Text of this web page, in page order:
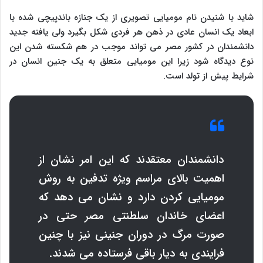
شاید با شنیدن نام مومیایی تصویری از یک جنازه باندپیچی شده با
ابعاد یک انسان عادی در ذهن هر فردی شکل بگیرد ولی یافته جدید
دانشمندان در کشور مصر می تواند موجب در هم شکسته شدن این
نوع دیدگاه شود زیرا این مومیایی متعلق به یک جنین انسان در
شرایط پیش از تولد است.
دانشمندان معتقدند که این امر نشان از
اهمیت بالای مراسم ویژه تدفین به روش
مومیایی کردن دارد و نشان می دهد که
اعضای خاندان سلطنتی مصر حتی در
صورت مرگ در دوران جنینی نیز با چنین
فرایندی به دیار باقی فرستاده می شدند.